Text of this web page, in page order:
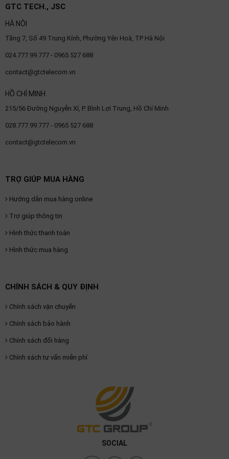
GTC TECH., JSC
HÀ NỘI
Tầng 7, Số 49 Trung Kính, Phường Yên Hoà, TP Hà Nội
024.777.99.777 - 0965 527 688
contact@gtctelecom.vn
HỒ CHÍ MINH
215/56 Đường Nguyễn Xí, P. Bình Lợi Trung, Hồ Chí Minh
028.777.99.777 - 0965 527 688
contact@gtctelecom.vn
TRỢ GIÚP MUA HÀNG
Hướng dẫn mua hàng online
Trợ giúp thông tin
Hình thức thanh toán
Hình thức mua hàng
CHÍNH SÁCH & QUY ĐỊNH
Chính sách vận chuyển
Chính sách bảo hành
Chính sách đổi hàng
Chính sách tư vấn miễn phí
SOCIAL
OTHOR
CATEGORY
thiệu
việt
English